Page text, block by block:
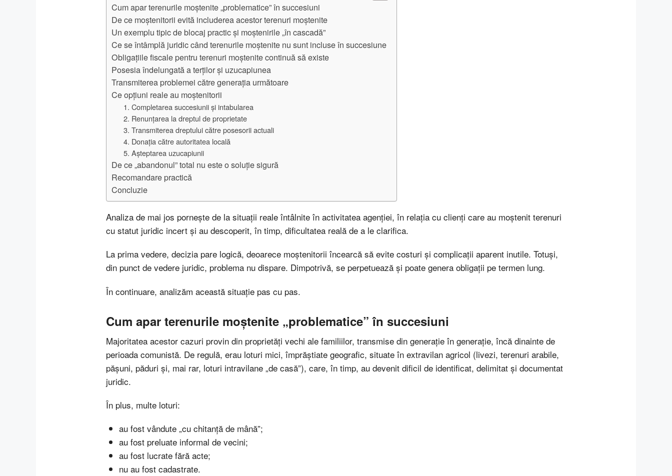
Cum apar terenurile moștenite „problematice” în succesiuni
De ce moștenitorii evită includerea acestor terenuri moștenite
Un exemplu tipic de blocaj practic și moștenirile „în cascadă”
Ce se întâmplă juridic când terenurile moștenite nu sunt incluse în succesiune
Obligațiile fiscale pentru terenuri moștenite continuă să existe
Posesia îndelungată a terților și uzucapiunea
Transmiterea problemei către generația următoare
Ce opțiuni reale au moștenitorii
1. Completarea succesiunii și intabularea
2. Renunțarea la dreptul de proprietate
3. Transmiterea dreptului către posesorii actuali
4. Donația către autoritatea locală
5. Așteptarea uzucapiunii
De ce „abandonul” total nu este o soluție sigură
Recomandare practică
Concluzie
Analiza de mai jos pornește de la situații reale întâlnite în activitatea agenției, în relația cu clienți care au moștenit terenuri
cu statut juridic incert și au descoperit, în timp, dificultatea reală de a le clarifica.
La prima vedere, decizia pare logică, deoarece moștenitorii încearcă să evite costuri și complicații aparent inutile. Totuși,
din punct de vedere juridic, problema nu dispare. Dimpotrivă, se perpetuează și poate genera obligații pe termen lung.
În continuare, analizăm această situație pas cu pas.
Cum apar terenurile moștenite „problematice” în succesiuni
Majoritatea acestor cazuri provin din proprietăți vechi ale familiilor, transmise din generație în generație, încă dinainte de
perioada comunistă. De regulă, erau loturi mici, împrăștiate geografic, situate în extravilan agricol (livezi, terenuri arabile,
pășuni, păduri și, mai rar, loturi intravilane „de casă”), care, în timp, au devenit dificil de identificat, delimitat și documentat
juridic.
În plus, multe loturi:
au fost vândute „cu chitanță de mână”;
au fost preluate informal de vecini;
au fost lucrate fără acte;
nu au fost cadastrate.